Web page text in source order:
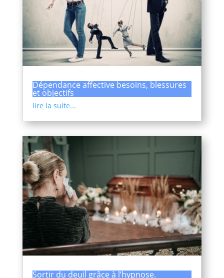
Dépendance affective besoins, blessures
et objectifs
lire la suite...
Sortir du deuil grâce à l’hypnose.